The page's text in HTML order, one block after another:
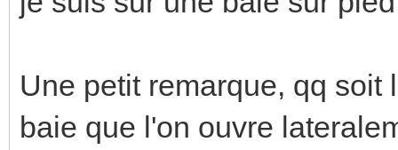
Une petit remarque, qq
baie que l'on ouvre